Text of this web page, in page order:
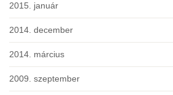
2015. január
2014. december
2014. március
2009. szeptember